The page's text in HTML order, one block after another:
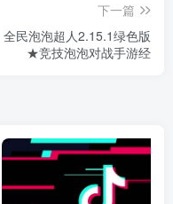
下一篇
全民泡泡超人2.15.1绿色版
★竞技泡泡对战手游经